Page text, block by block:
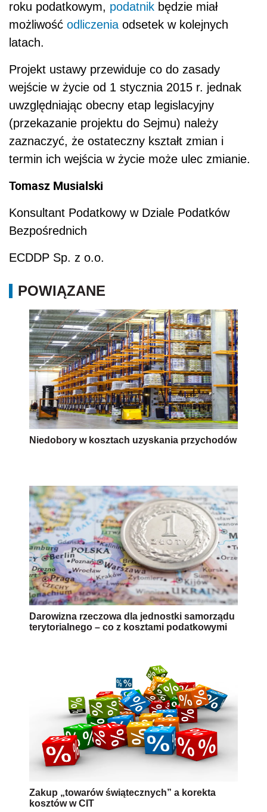
roku podatkowym, podatnik będzie miał
możliwość odliczenia odsetek w kolejnych
latach.
Projekt ustawy przewiduje co do zasady
wejście w życie od 1 stycznia 2015 r. jednak
uwzględniając obecny etap legislacyjny
(przekazanie projektu do Sejmu) należy
zaznaczyć, że ostateczny kształt zmian i
termin ich wejścia w życie może ulec zmianie.
Tomasz Musialski
Konsultant Podatkowy w Dziale Podatków
Bezpośrednich
ECDDP Sp. z o.o.
POWIĄZANE
Niedobory w kosztach uzyskania przychodów
Darowizna rzeczowa dla jednostki samorządu
terytorialnego – co z kosztami podatkowymi
Zakup „towarów świątecznych” a korekta
kosztów w CIT